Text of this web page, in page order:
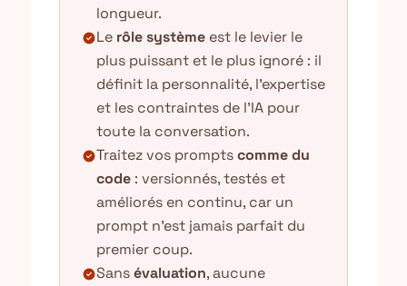
longueur.
check_circleLe rôle système est le levier le
plus puissant et le plus ignoré : il
définit la personnalité, l'expertise
et les contraintes de l'IA pour
toute la conversation.
check_circleTraitez vos promptscomme du
code : versionnés, testés et
améliorés en continu, car un
prompt n'est jamais parfait du
premier coup.
check_circleSansévaluation, aucune